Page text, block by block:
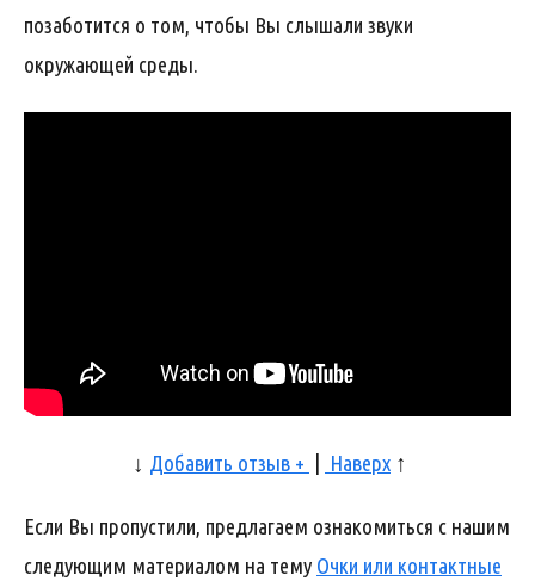
позаботится о том, чтобы Вы слышали звуки
окружающей среды.
↓ Добавить отзыв + Наверх ↑
Если Вы пропустили, предлагаем ознакомиться с нашим
следующим материалом на тему Очки или контактные